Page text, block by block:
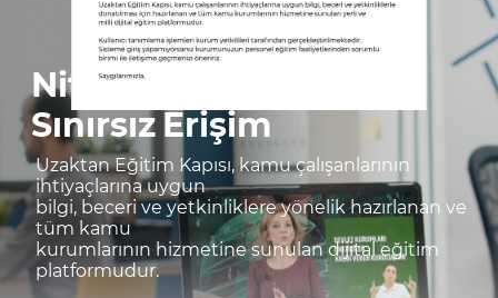
Nitelikli
Sınırsız Erişim
Uzaktan Eğitim Kapısı, kamu çalışanlarının
ihtiyaçlarına uygun
bilgi, beceri ve yetkinliklere yönelik hazırlanan ve
tüm kamu
kurumlarının hizmetine sunulan dijital eğitim
platformudur.